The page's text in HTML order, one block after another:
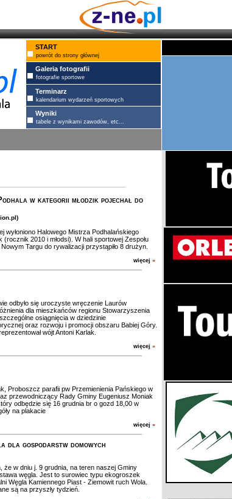
START
powrót do strony głównej
Galeria fotografii
fotografie sportowe
Terminarz
kalendarium wydarzeń sportowych
Wyniki
tabele z wynikami zawodów, etc...
w kategorii młodzik pojechał do
wyłoniono Halowego Mistrza Podhalańskiego
(rocznik 2010 i młodsi). W hali sportowej Zespołu
Targu do rywalizacji przystąpiło 8 drużyn.
więcej »
odbyło się uroczyste wręczenie Laurów
dla mieszkańców regionu Stowarzyszenia
osiągnięcia w dziedzinie
oraz rozwoju i promocji obszaru Babiej Góry.
wójt Antoni Karlak.
więcej »
Proboszcz parafii pw Przemienienia Pańskiego w
przewodniczący Rady Gminy Eugeniusz Moniak
odbędzie się 16 grudnia br o gozd 18,00 w
na plakacie
więcej »
dla gospodarstw domowych
że w dniu j. 9 grudnia, na teren naszej Gminy
węgla. Jest to surowiec typu ekogroszek
Węgla Kamiennego Piast - Ziemowit ruch Wola.
są na przyszły tydzień.